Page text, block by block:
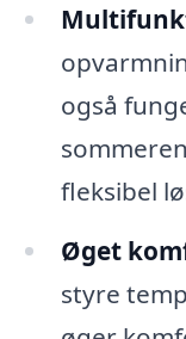
også
fleksibel
Øget
styre